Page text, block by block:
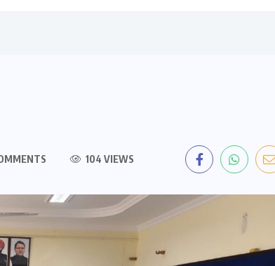
104 VIEWS